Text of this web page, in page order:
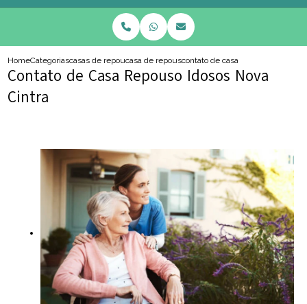
HomeCategoriascasas de repousocasa de repouso perto de mimcontato de casa repouso idosos
Contato de Casa Repouso Idosos Nova
Cintra